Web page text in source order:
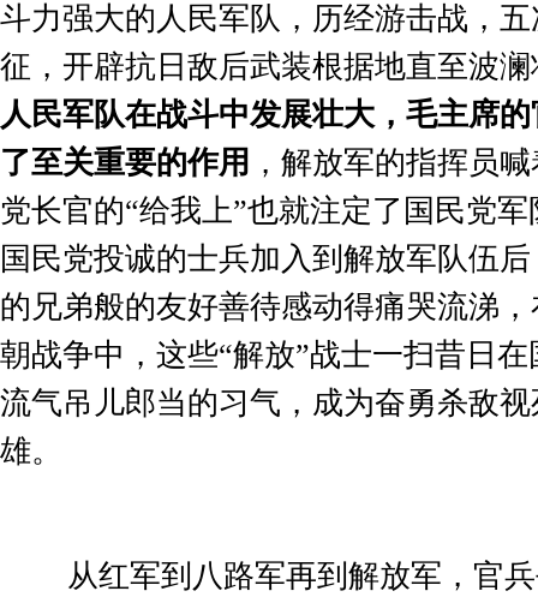
斗力强大的人民军队，历经游击战，
征，开辟抗日敌后武装根据地直至波
人民军队在战斗中发展壮大，毛主席
了至关重要的作用 ，解放军的指挥员
党长官的“给我上”也就注定了国民党
国民党投诚的士兵加入到解放军队伍
的兄弟般的友好善待感动得痛哭流涕
朝战争中，这些“解放”战士一扫昔日
流气吊儿郎当的习气，成为奋勇杀敌
雄。
从红军到八路军再到解放军，官